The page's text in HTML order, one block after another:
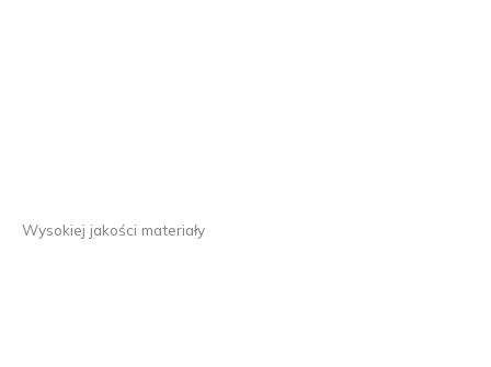
Wysokiej jakości materiały